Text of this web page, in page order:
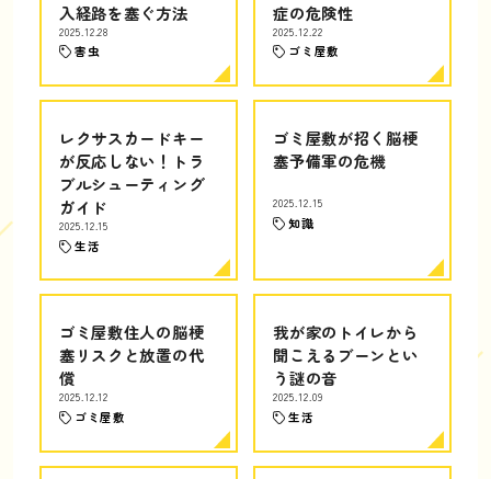
入経路を塞ぐ方法
2025.12.28
害虫
症の危険性
2025.12.22
ゴミ屋敷
レクサスカードキー
が反応しない！トラ
ブルシューティング
ガイド
2025.12.15
生活
ゴミ屋敷が招く脳梗
塞予備軍の危機
2025.12.15
知識
ゴミ屋敷住人の脳梗
塞リスクと放置の代
償
2025.12.12
ゴミ屋敷
我が家のトイレから
聞こえるブーンとい
う謎の音
2025.12.09
生活